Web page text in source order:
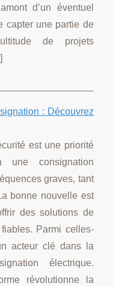
d’un éventuel
capter une partie de
de projets
]
: Découvrez
est une priorité
consignation
graves, tant
bonne nouvelle est
des solutions de
Parmi celles-
acteur clé dans la
électrique.
révolutionne la